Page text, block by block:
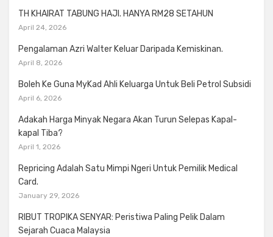
TH KHAIRAT TABUNG HAJI. HANYA RM28 SETAHUN
April 24, 2026
Pengalaman Azri Walter Keluar Daripada Kemiskinan.
April 8, 2026
Boleh Ke Guna MyKad Ahli Keluarga Untuk Beli Petrol Subsidi
April 6, 2026
Adakah Harga Minyak Negara Akan Turun Selepas Kapal-
kapal Tiba?
April 1, 2026
Repricing Adalah Satu Mimpi Ngeri Untuk Pemilik Medical
Card.
January 29, 2026
RIBUT TROPIKA SENYAR: Peristiwa Paling Pelik Dalam
Sejarah Cuaca Malaysia